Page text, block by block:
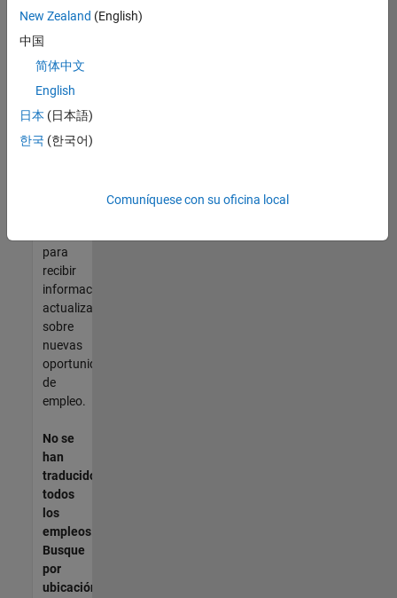
así no
ninguna
vacante
que se
a sus
cualificaciones,
para
recibir
información
actualizada
sobre
nuevas
oportunidades
de
empleo.
No se
han
traducido
todos
los
empleos.
Busque
por
ubicación
New Zealand (English)
中国
简体中文
English
日本 (日本語)
한국 (한국어)
Comuníquese con su oficina local